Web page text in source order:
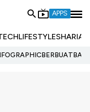
APPS
LIFESTYLESHARIA